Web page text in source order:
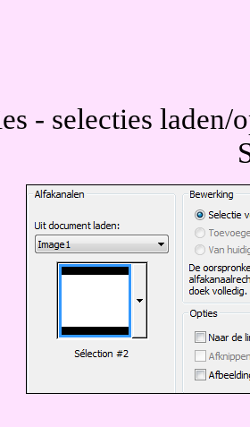
- selecties